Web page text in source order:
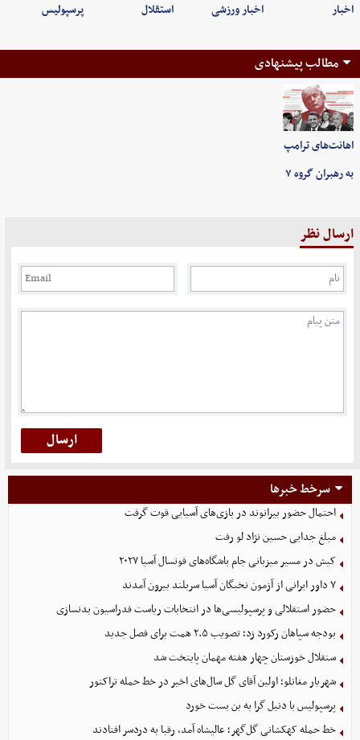
اخبار اخبار ورزشی استقلال پرسپولیس
مطالب پیشنهادی
اهانت‌های ترامپ
به رهبران گروه ۷
ارسال نظر
سرخط خبرها
احتمال حضور بیرانوند در بازی‌های آسیایی قوت گرفت
مبلغ جدایی حسین نژاد لو رفت
کیش در مسیر میزبانی جام باشگاه‌های فوتسال آسیا ۲۰۲۷
۷ داور ایرانی از آزمون نخبگان آسیا سربلند بیرون آمدند
حضور استقلالی و پرسپولیسی‌ها در انتخابات ریاست فدراسیون بدنسازی
بودجه سپاهان رکورد زد؛ تصویب ۲.۵ همت برای فصل جدید
ستقلال خوزستان چهار هفته مهمان پایتخت شد
شهریار مغانلو؛ اولین آقای گل سال‌های اخیر در خط حمله تراکتور
پرسپولیس با دنیل گرا به بن بست خورد
خط حمله کهکشانی گل‌گهر؛ عالیشاه آمد، رقبا به دردسر افتادند